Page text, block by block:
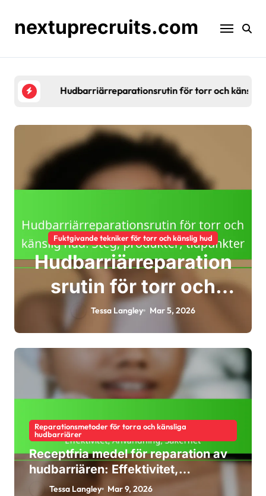
contentnextuprecruits.com
Hudbarriärreparationsrutin för torr och känslig
Fuktgivande tekniker för torr och känslig hud
Hudbarriärreparation
srutin för torr och
känslig hud: Steg,
produkter, tidpunkter
Tessa Langley Mar 5, 2026
Reparationsmetoder för torra och känsliga
hudbarriärer
Receptfria medel för reparation av
hudbarriären: Effektivitet,
Användning, Säkerhet
Tessa Langley Mar 9, 2026